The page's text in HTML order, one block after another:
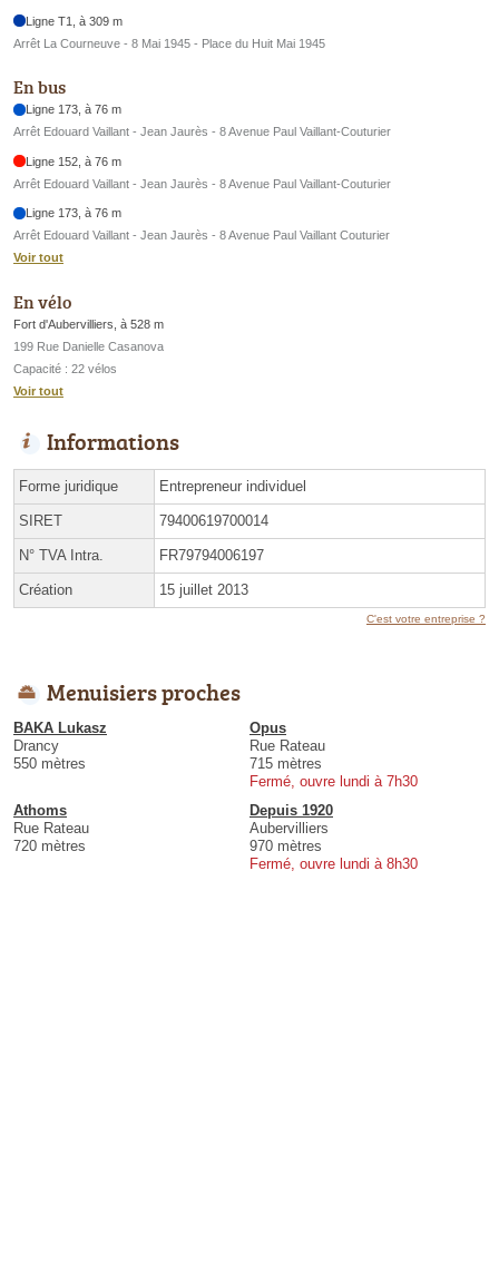
Ligne T1, à 309 m
Arrêt La Courneuve - 8 Mai 1945 - Place du Huit Mai 1945
En bus
Ligne 173, à 76 m
Arrêt Edouard Vaillant - Jean Jaurès - 8 Avenue Paul Vaillant-Couturier
Ligne 152, à 76 m
Arrêt Edouard Vaillant - Jean Jaurès - 8 Avenue Paul Vaillant-Couturier
Ligne 173, à 76 m
Arrêt Edouard Vaillant - Jean Jaurès - 8 Avenue Paul Vaillant Couturier
Voir tout
En vélo
Fort d'Aubervilliers, à 528 m
199 Rue Danielle Casanova
Capacité : 22 vélos
Voir tout
Informations
Forme juridique Entrepreneur individuel
SIRET 79400619700014
N° TVA Intra. FR79794006197
Création 15 juillet 2013
C'est votre entreprise ?
Menuisiers proches
BAKA Lukasz
Drancy
550 mètres
Opus
Rue Rateau
715 mètres
Fermé, ouvre lundi à 7h30
Athoms
Rue Rateau
720 mètres
Depuis 1920
Aubervilliers
970 mètres
Fermé, ouvre lundi à 8h30